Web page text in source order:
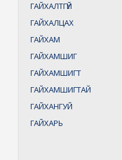
ГАЙХАЛТГҮЙ
ГАЙХАЛЦАХ
ГАЙХАМ
ГАЙХАМШИГ
ГАЙХАМШИГТ
ГАЙХАМШИГТАЙ
ГАЙХАНГУЙ
ГАЙХАРЬ